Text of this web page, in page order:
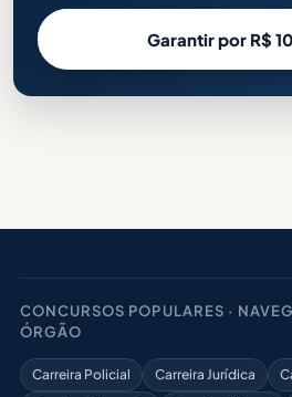
Garantir por R$
CONCURSOS POPULARES ·
ÓRGÃO
Carreira Policial Carreira Jurídica